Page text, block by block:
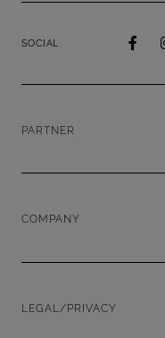
SOCIAL
PARTNER
COMPANY
LEGAL/PRIVACY